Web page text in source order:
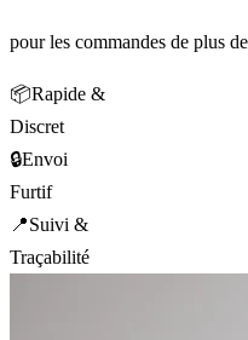
pour les commandes de plus
📦Rapide &
Discret
🔒Envoi
Furtif
📍Suivi &
Traçabilité